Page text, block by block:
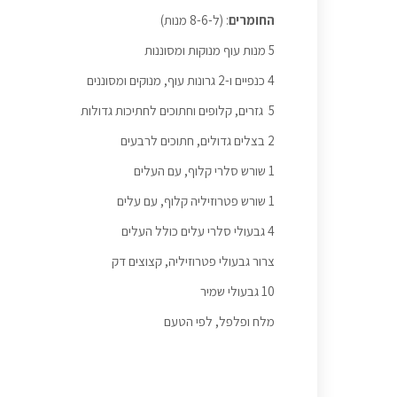
החומרים: (ל-8-6 מנות)
5 מנות עוף מנוקות ומסוננות
4 כנפיים ו-2 גרונות עוף, מנוקים ומסוננים
5 גזרים, קלופים וחתוכים לחתיכות גדולות
2 בצלים גדולים, חתוכים לרבעים
1 שורש סלרי קלוף, עם העלים
1 שורש פטרוזיליה קלוף, עם עלים
4 גבעולי סלרי עלים כולל העלים
צרור גבעולי פטרוזיליה, קצוצים דק
10 גבעולי שמיר
מלח ופלפל, לפי הטעם